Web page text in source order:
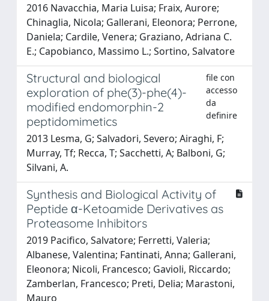
2016 Navacchia, Maria Luisa; Fraix, Aurore;
Chinaglia, Nicola; Gallerani, Eleonora; Perrone,
Daniela; Cardile, Venera; Graziano, Adriana C.
E.; Capobianco, Massimo L.; Sortino, Salvatore
Structural and biological
exploration of phe(3)-phe(4)-
modified endomorphin-2
peptidomimetics
file con
accesso
da
definire
2013 Lesma, G; Salvadori, Severo; Airaghi, F;
Murray, Tf; Recca, T; Sacchetti, A; Balboni, G;
Silvani, A.
Synthesis and Biological Activity of
Peptide α-Ketoamide Derivatives as
Proteasome Inhibitors
2019 Pacifico, Salvatore; Ferretti, Valeria;
Albanese, Valentina; Fantinati, Anna; Gallerani,
Eleonora; Nicoli, Francesco; Gavioli, Riccardo;
Zamberlan, Francesco; Preti, Delia; Marastoni,
Mauro